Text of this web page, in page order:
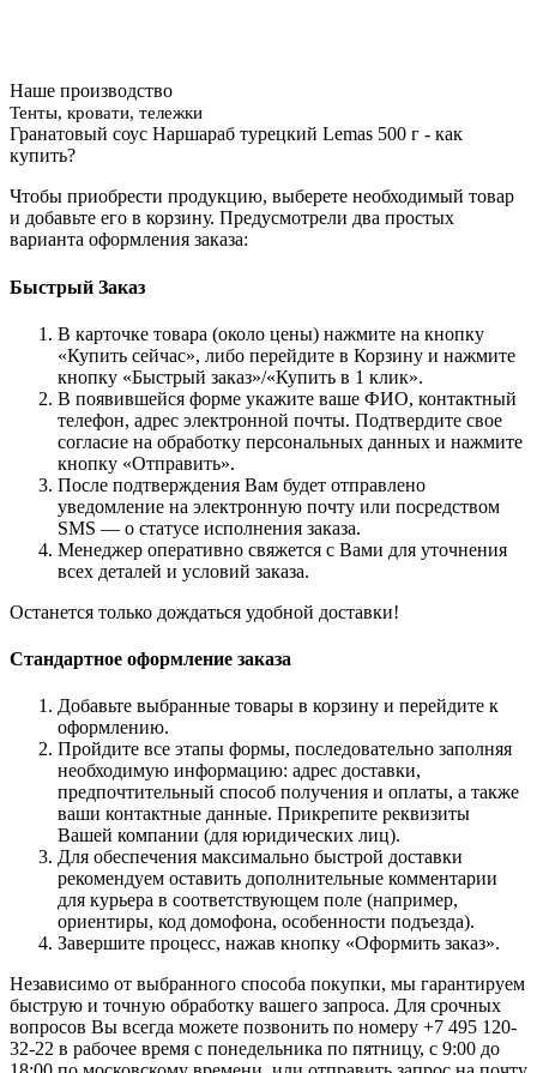
Наше производство
Тенты, кровати, тележки
Гранатовый соус Наршараб турецкий Lemas 500 г - как
купить?
Чтобы приобрести продукцию, выберете необходимый товар
и добавьте его в корзину. Предусмотрели два простых
варианта оформления заказа:
Быстрый Заказ
В карточке товара (около цены) нажмите на кнопку
«Купить сейчас», либо перейдите в Корзину и нажмите
кнопку «Быстрый заказ»/«Купить в 1 клик».
В появившейся форме укажите ваше ФИО, контактный
телефон, адрес электронной почты. Подтвердите свое
согласие на обработку персональных данных и нажмите
кнопку «Отправить».
После подтверждения Вам будет отправлено
уведомление на электронную почту или посредством
SMS — о статусе исполнения заказа.
Менеджер оперативно свяжется с Вами для уточнения
всех деталей и условий заказа.
Останется только дождаться удобной доставки!
Стандартное оформление заказа
Добавьте выбранные товары в корзину и перейдите к
оформлению.
Пройдите все этапы формы, последовательно заполняя
необходимую информацию: адрес доставки,
предпочтительный способ получения и оплаты, а также
ваши контактные данные. Прикрепите реквизиты
Вашей компании (для юридических лиц).
Для обеспечения максимально быстрой доставки
рекомендуем оставить дополнительные комментарии
для курьера в соответствующем поле (например,
ориентиры, код домофона, особенности подъезда).
Завершите процесс, нажав кнопку «Оформить заказ».
Независимо от выбранного способа покупки, мы гарантируем
быструю и точную обработку вашего запроса. Для срочных
вопросов Вы всегда можете позвонить по номеру +7 495 120-
32-22 в рабочее время с понедельника по пятницу, с 9:00 до